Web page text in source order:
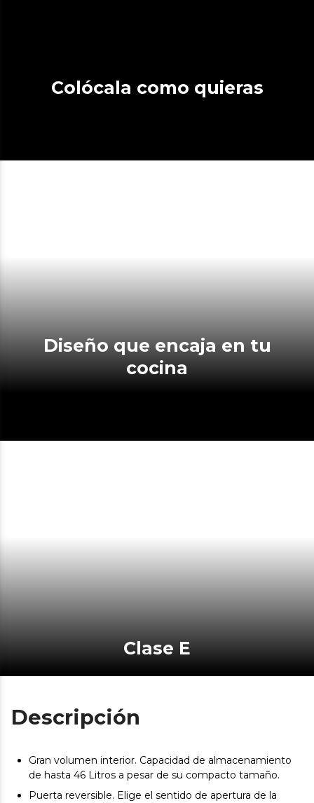
Colócala como quieras
Diseño que encaja en tu
cocina
Clase E
Descripción
Gran volumen interior. Capacidad de almacenamiento
de hasta 46 Litros a pesar de su compacto tamaño.
Puerta reversible. Elige el sentido de apertura de la